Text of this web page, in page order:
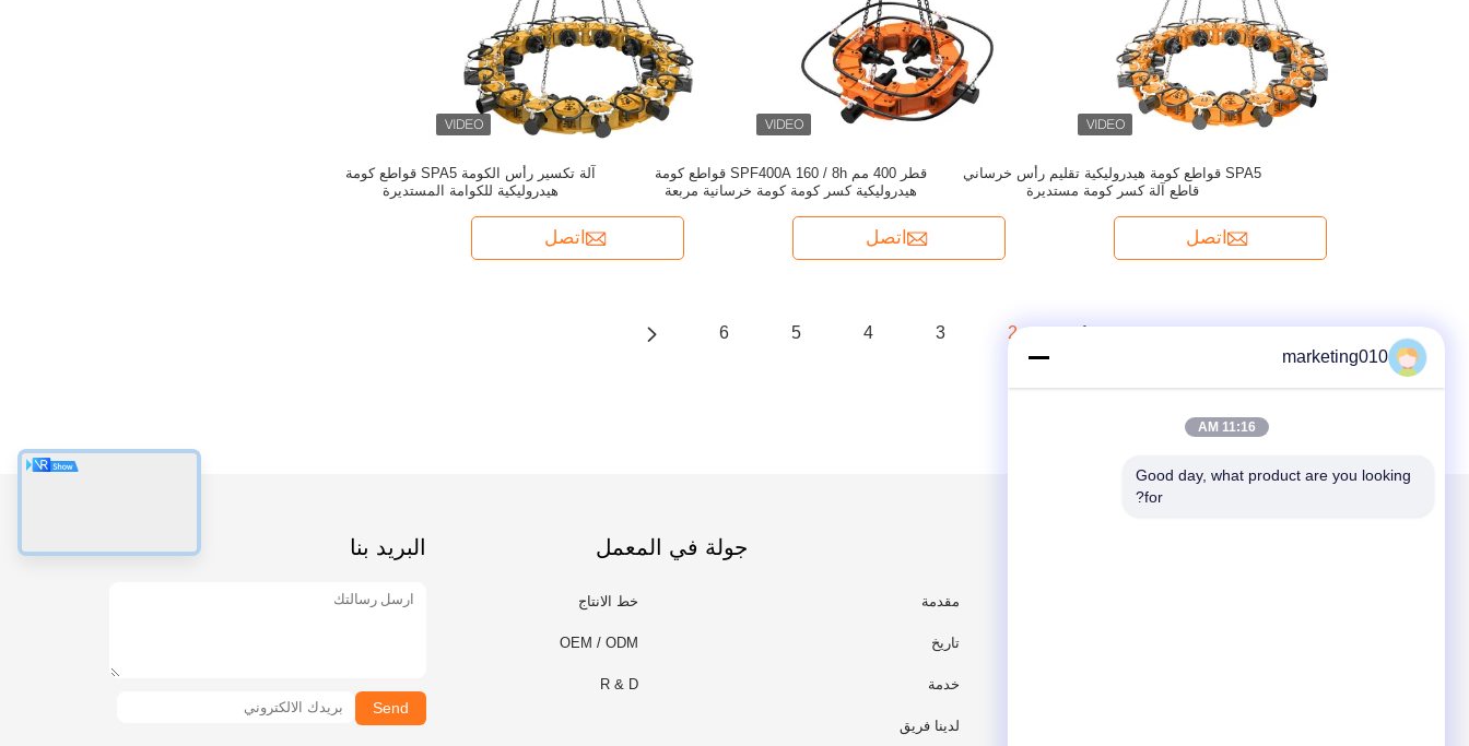
آلة تكسير رأس الكومة SPA5 قواطع كومة
هيدروليكية للكوامة المستديرة
اتصل
قطر 400 مم SPF400A 160 / 8h قواطع كومة
هيدروليكية كسر كومة كومة خرسانية مربعة
اتصل
SPA5 قواطع كومة هيدروليكية تقليم رأس خرساني
قاطع آلة كسر كومة مستديرة
اتصل
1
2
3
4
5
6
مقدمة
تاريخ
خدمة
لدينا فريق
جولة في المعمل
خط الانتاج
OEM / ODM
R & D
البريد بنا
Send
marketing010
11:16 AM
Good day, what product are you looking
for?